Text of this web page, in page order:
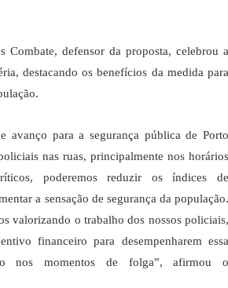
Combate, defensor da proposta, celebrou a
destacando os benefícios da medida para
avanço para a segurança pública de Porto
nas ruas, principalmente nos horários
poderemos reduzir os índices de
a sensação de segurança da população.
valorizando o trabalho dos nossos policiais,
financeiro para desempenharem essa
nos momentos de folga”, afirmou